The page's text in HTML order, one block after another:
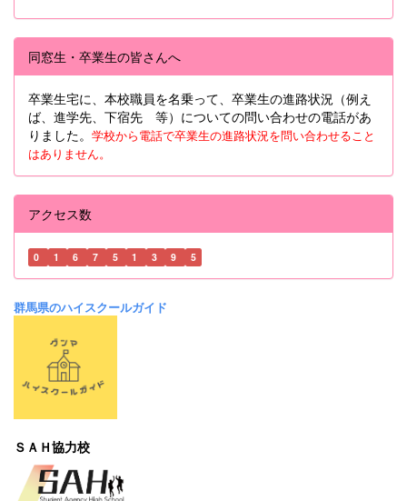
同窓生・卒業生の皆さんへ
卒業生宅に、本校職員を名乗って、卒業生の進路状況（例え
ば、進学先、下宿先 等）についての問い合わせの電話があ
りました。 学校から電話で卒業生の進路状況を問い合わせること
はありません。
アクセス数
0 1 6 7 5 1 3 9 5
群馬県のハイスクールガイド
ＳＡＨ協力校